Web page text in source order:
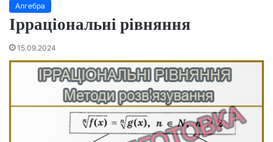
Алгебра
Ірраціональні рівняння
15.09.2024